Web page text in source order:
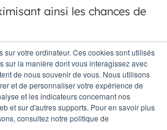
sur votre ordinateur. Ces cookies sont utilisés
sur la manière dont vous interagissez avec
de nous souvenir de vous. Nous utilisons
et de personnaliser votre expérience de
et les indicateurs concernant nos
et sur d'autres supports. Pour en savoir plus
consultez notre politique de
ainsi les chances de
pour mettre en
ABM ?
efficace repose